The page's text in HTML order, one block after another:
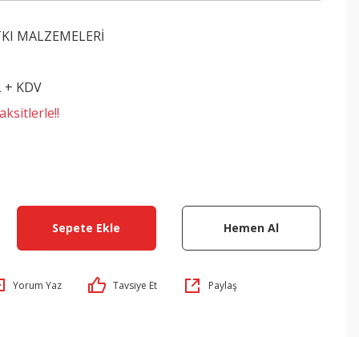
MALZEMELERİ
+ KDV
Sepete Ekle Hemen Al
Yorum Yaz Tavsiye Et Paylaş